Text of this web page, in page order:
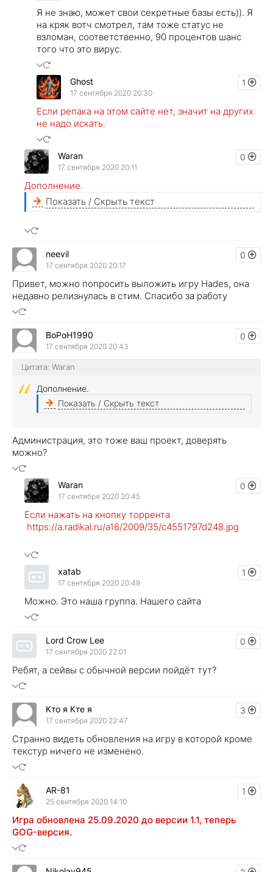
Я не знаю, может свои секретные базы есть)). Я
на кряк вотч смотрел, там тоже статус не
взломан, соответственно, 90 процентов шанс
того что это вирус.
1
Ghost
17 сентября 2020 20:30
Если репака на этом сайте нет, значит на других
не надо искать.
0
Waran
17 сентября 2020 20:11
Дополнение.
Показать / Скрыть текст
0
neevil
17 сентября 2020 20:17
Привет, можно попросить выложить игру Hades, она
недавно релизнулась в стим. Спасибо за работу
0
BoPoH1990
17 сентября 2020 20:43
Цитата: Waran
Дополнение.
Показать / Скрыть текст
Администрация, это тоже ваш проект, доверять
можно?
0
Waran
17 сентября 2020 20:45
Если нажать на кнопку торрента
https://a.radikal.ru/a16/2009/35/c4551797d248.jpg
1
xatab
17 сентября 2020 20:49
Можно. Это наша группа. Нашего сайта
0
Lord Crow Lee
17 сентября 2020 22:01
Ребят, а сейвы с обычной версии пойдёт тут?​
3
Кто я Кте я
17 сентября 2020 22:47
Странно видеть обновления на игру в которой кроме
текстур ничего не изменено.
1
AR-81
25 сентября 2020 14:10
Игра обновлена 25.09.2020 до версии 1.1, теперь
GOG-версия.